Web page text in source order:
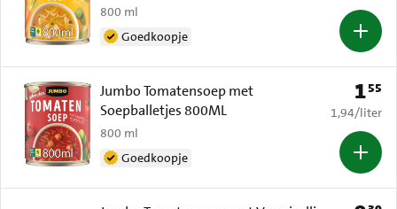
800 ml
Goedkoopje
Jumbo Tomatensoep met
Soepballetjes 800ML
800 ml
Goedkoopje
Prijs:
155
€ 1,94 per
1,94/liter